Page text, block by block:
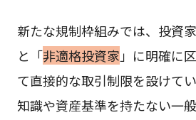
新たな規制枠組みでは、投資
と「非適格投資家 」に明確に
て直接的な取引制限を設けて
知識や資産基準を持たない一